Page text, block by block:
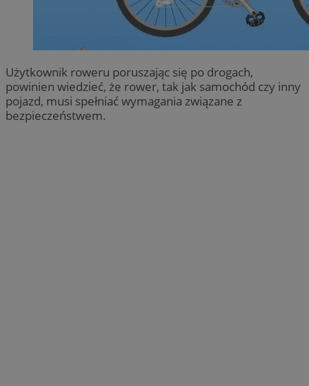
Użytkownik roweru poruszając się po drogach,
powinien wiedzieć, że rower, tak jak samochód czy inny
pojazd, musi spełniać wymagania związane z
bezpieczeństwem.